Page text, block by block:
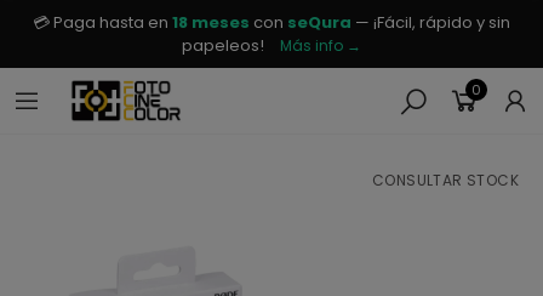
💳 Paga hasta en 18 meses con seQura — ¡Fácil, rápido y sin
papeleos!
Más info →
0
CONSULTAR STOCK